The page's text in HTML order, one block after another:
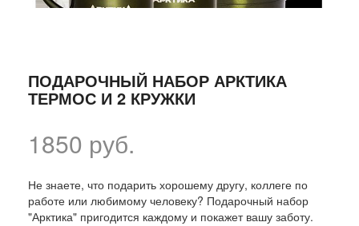
ПОДАРОЧНЫЙ НАБОР АРКТИКА
ТЕРМОС И 2 КРУЖКИ
1850 руб.
Не знаете, что подарить хорошему другу, коллеге по
работе или любимому человеку? Подарочный набор
"Арктика" пригодится каждому и покажет вашу заботу.